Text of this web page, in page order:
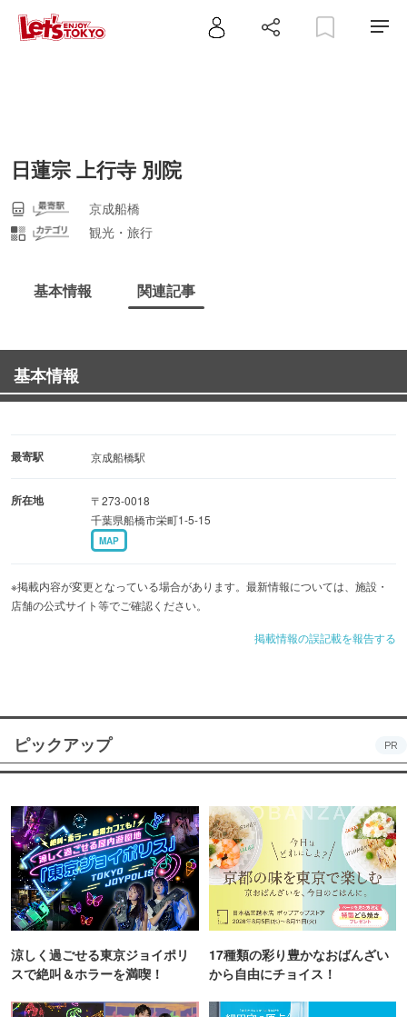
日蓮宗 上行寺 別院
京成船橋
観光・旅行
基本情報 関連記事
基本情報
最寄駅 京成船橋駅
所在地
〒273-0018
千葉県船橋市栄町1-5-15
MAP
※掲載内容が変更となっている場合があります。最新情報については、施設・
店舗の公式サイト等でご確認ください。
掲載情報の誤記載を報告する
ピックアップ PR
涼しく過ごせる東京ジョイポリ
スで絶叫＆ホラーを満喫！
17種類の彩り豊かなおばんざい
から自由にチョイス！